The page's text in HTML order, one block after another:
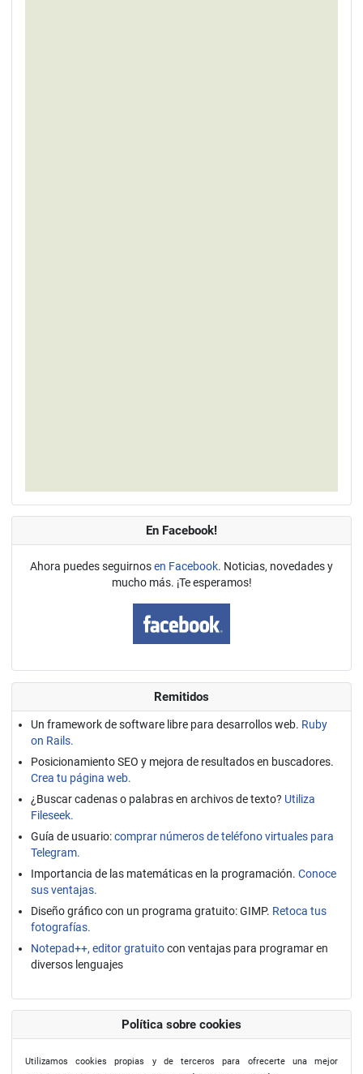
En Facebook!
Ahora puedes seguirnosen Facebook. Noticias, novedades y
mucho más. ¡Te esperamos!
Remitidos
Un framework de software libre para desarrollos web. Ruby
on Rails.
Posicionamiento SEO y mejora de resultados en buscadores.
Crea tu página web.
¿Buscar cadenas o palabras en archivos de texto? Utiliza
Fileseek.
Guía de usuario:comprar números de teléfono virtuales para
Telegram.
Importancia de las matemáticas en la programación. Conoce
sus ventajas.
Diseño gráfico con un programa gratuito: GIMP. Retoca tus
fotografías.
Notepad++, editor gratuitocon ventajas para programar en
diversos lenguajes
Política sobre cookies
Utilizamos cookies propias y de terceros para ofrecerte una mejor